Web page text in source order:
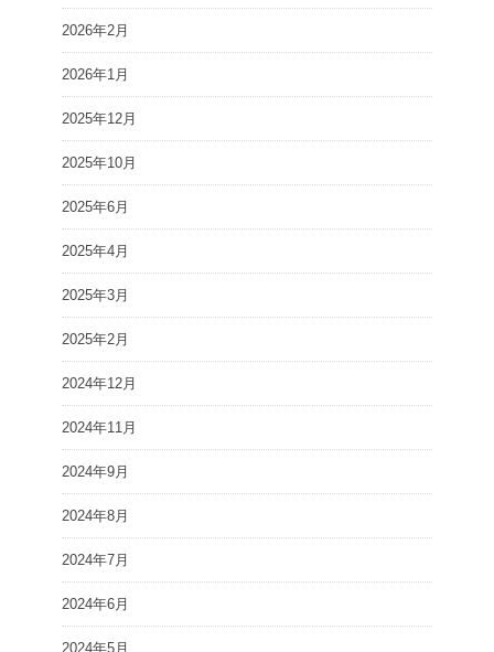
2026年2月
2026年1月
2025年12月
2025年10月
2025年6月
2025年4月
2025年3月
2025年2月
2024年12月
2024年11月
2024年9月
2024年8月
2024年7月
2024年6月
2024年5月